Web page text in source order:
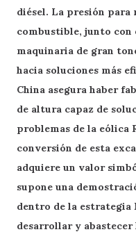
diésel. La presión para
combustible, junto con
maquinaria de gran
hacia soluciones más
China asegura haber
de altura capaz de
problemas de la eólica
conversión de esta
adquiere un valor
supone una
dentro de la estrategia
desarrollar y